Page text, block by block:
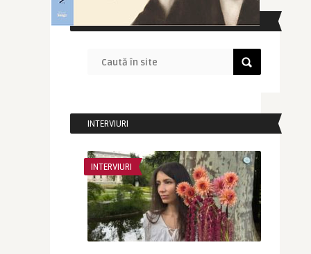
CAUTĂ ÎN SITE
INTERVIURI
INTERVIURI